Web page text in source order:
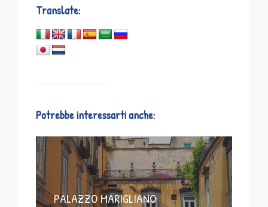
Translate:
Potrebbe interessarti anche:
PALAZZO MARIGLIANO